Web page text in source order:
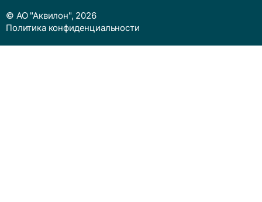
© АО "Аквилон", 2026
Политика конфиденциальности